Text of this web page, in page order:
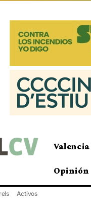
Valencia
Opinión
Activos